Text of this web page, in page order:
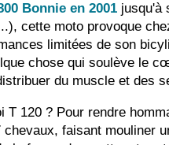
Bonnie en 2001 jusqu'à
cette moto provoque
limitées de son
chose qui soulève le
du muscle et des
T 120 ? Pour rendre
chevaux, faisant mouliner